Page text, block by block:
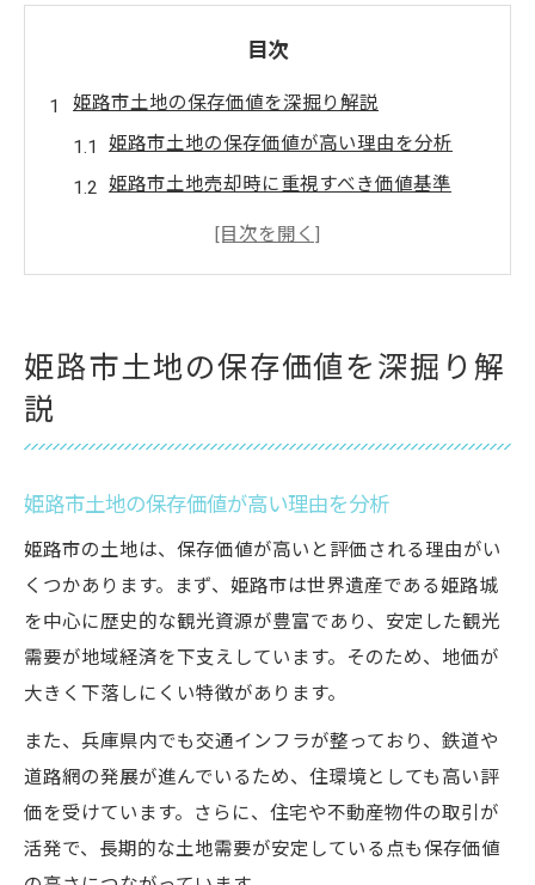
目次
姫路市土地の保存価値を深掘り解説
姫路市土地の保存価値が高い理由を分析
姫路市土地売却時に重視すべき価値基準
地価動向から見る姫路市の土地評価の要点
美方郡新温泉町に見る土地価値の動向
美方郡新温泉町の土地動向と保存価値を探
地域特性から見る新温泉町の土地評価方法
美方郡新温泉町土地の将来性と投資判断
姫路市土地売却と新温泉町の価値差の解説
資産運用で注目すべき土地価値比較
姫路市土地売却時に求められる価値比較視
点
資産運用に活かす姫路市と新温泉町の違い
土地保存価値で見る資産運用の最適解
姫路市土地の投資リターンと保存価値検証
姫路市土地の保存価値を深掘り解
説
姫路市土地の保存価値が高い理由を分析
姫路市の土地は、保存価値が高いと評価される理由がい
くつかあります。まず、姫路市は世界遺産である姫路城
を中心に歴史的な観光資源が豊富であり、安定した観光
需要が地域経済を下支えしています。そのため、地価が
大きく下落しにくい特徴があります。
また、兵庫県内でも交通インフラが整っており、鉄道や
道路網の発展が進んでいるため、住環境としても高い評
価を受けています。さらに、住宅や不動産物件の取引が
活発で、長期的な土地需要が安定している点も保存価値